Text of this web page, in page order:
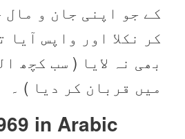
کے جو اپنی جان و مال
کر نکلا اور واپس آیا
بھی نہ لایا ( سب کچھ
میں قربان کر دیا ) ۔
in Arabic